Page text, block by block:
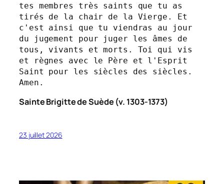
tes membres très saints que tu as
tirés de la chair de la Vierge. Et
c'est ainsi que tu viendras au jour
du jugement pour juger les âmes de
tous, vivants et morts. Toi qui vis
et règnes avec le Père et l'Esprit
Saint pour les siècles des siècles.
Amen.
Sainte Brigitte de Suède (v. 1303-1373)
23 juillet 2026